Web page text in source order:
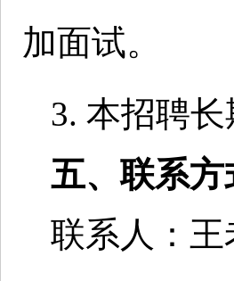
加面试。
3. 本招聘长
五、联系方
联系人：王